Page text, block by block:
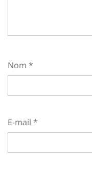
Nom *
E-mail *